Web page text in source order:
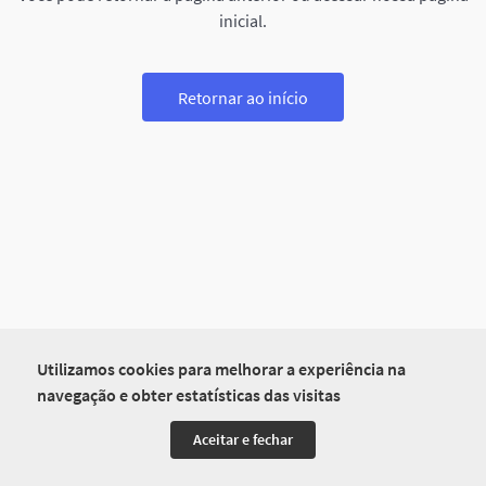
Utilizamos cookies para melhorar a experiência na
navegação e obter estatísticas das visitas
Aceitar e fechar
inicial.
Retornar ao início